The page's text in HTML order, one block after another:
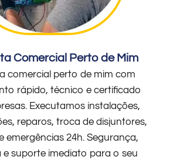
Comercial Perto de Mim
comercial perto de mim com
rápido, técnico e certificado
Executamos instalações,
reparos, troca de disjuntores,
emergências 24h. Segurança,
e suporte imediato para o seu